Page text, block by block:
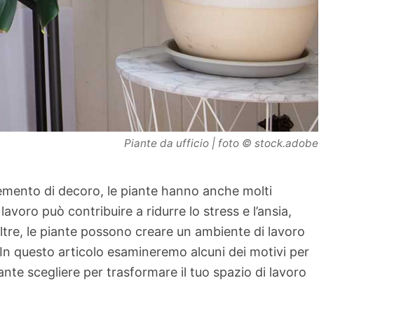
Piante da ufficio | foto © stock.adobe
di decoro, le piante hanno anche molti
può contribuire a ridurre lo stress e l’ansia,
le piante possono creare un ambiente di lavoro
questo articolo esamineremo alcuni dei motivi per
scegliere per trasformare il tuo spazio di lavoro